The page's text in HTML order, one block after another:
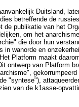
Duitsland,
betreffende de
publikatie van het
om het
die door hun
wanorde en
Platform maakt
van Platform
"syntese"),
van de k1asse-